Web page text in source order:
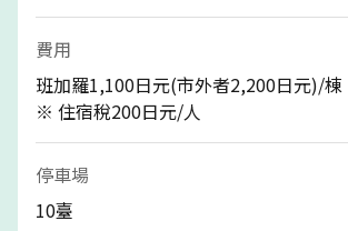
費用
班加羅1,100日元(市外者2,200日元)/棟
※ 住宿稅200日元/人
停車場
10臺